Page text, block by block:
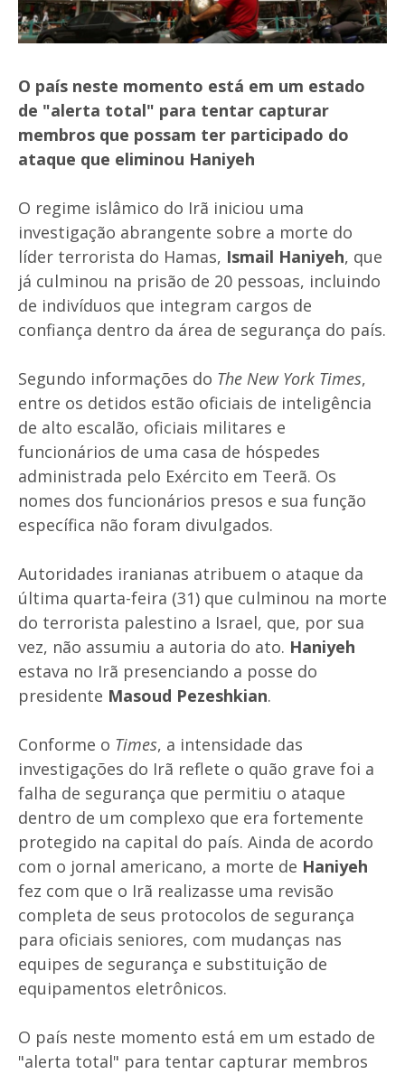
O país neste momento está em um estado
de "alerta total" para tentar capturar
membros que possam ter participado do
ataque que eliminou Haniyeh
O regime islâmico do Irã iniciou uma
investigação abrangente sobre a morte do
líder terrorista do Hamas, Ismail Haniyeh, que
já culminou na prisão de 20 pessoas, incluindo
de indivíduos que integram cargos de
confiança dentro da área de segurança do país.
Segundo informações do The New York Times,
entre os detidos estão oficiais de inteligência
de alto escalão, oficiais militares e
funcionários de uma casa de hóspedes
administrada pelo Exército em Teerã. Os
nomes dos funcionários presos e sua função
específica não foram divulgados.
Autoridades iranianas atribuem o ataque da
última quarta-feira (31) que culminou na morte
do terrorista palestino a Israel, que, por sua
vez, não assumiu a autoria do ato. Haniyeh
estava no Irã presenciando a posse do
presidente Masoud Pezeshkian.
Conforme o Times, a intensidade das
investigações do Irã reflete o quão grave foi a
falha de segurança que permitiu o ataque
dentro de um complexo que era fortemente
protegido na capital do país. Ainda de acordo
com o jornal americano, a morte de Haniyeh
fez com que o Irã realizasse uma revisão
completa de seus protocolos de segurança
para oficiais seniores, com mudanças nas
equipes de segurança e substituição de
equipamentos eletrônicos.
O país neste momento está em um estado de
"alerta total" para tentar capturar membros